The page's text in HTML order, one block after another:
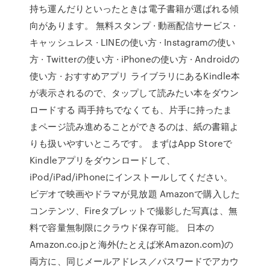
持ち運んだりといったときは電子書籍が選ばれる傾
向があります。 無料スタンプ · 動画配信サービス ·
キャッシュレス · LINEの使い方 · Instagramの使い
方 · Twitterの使い方 · iPhoneの使い方 · Androidの
使い方 · おすすめアプリ ライブラリにあるKindle本
が表示されるので、タップして読みたい本をダウン
ロードする 両手持ちでなくても、片手に持ったま
まページ読み進めることができるのは、紙の書籍よ
りも扱いやすいところです。 まずはApp Storeで
Kindleアプリをダウンロードして、
iPod/iPad/iPhoneにインストールしてください。
ビデオで映画やドラマが見放題 Amazonで購入した
コンテンツ、Fireタブレットで撮影した写真は、無
料で容量無制限にクラウド保存可能。 日本の
Amazon.co.jpと海外(たとえば米Amazon.com)の
両方に、同じメールアドレス／パスワードでアカウ